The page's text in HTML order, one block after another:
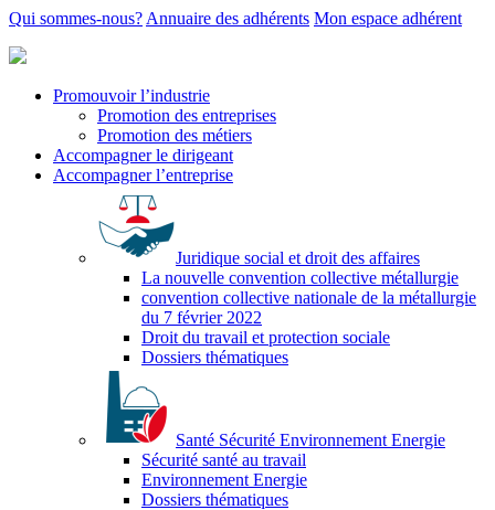
Qui sommes-nous? Annuaire des adhérents Mon espace adhérent
Promouvoir l’industrie
Promotion des entreprises
Promotion des métiers
Accompagner le dirigeant
Accompagner l’entreprise
Juridique social et droit des affaires
La nouvelle convention collective métallurgie
convention collective nationale de la métallurgie
du 7 février 2022
Droit du travail et protection sociale
Dossiers thématiques
Santé Sécurité Environnement Energie
Sécurité santé au travail
Environnement Energie
Dossiers thématiques